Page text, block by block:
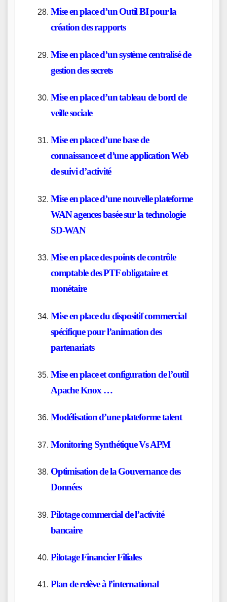
Mise en place d’un Outil BI pour la
création des rapports
Mise en place d’un système centralisé de
gestion des secrets
Mise en place d’un tableau de bord de
veille sociale
Mise en place d’une base de
connaissance et d’une application Web
de suivi d’activité
Mise en place d’une nouvelle plateforme
WAN agences basée sur la technologie
SD-WAN
Mise en place des points de contrôle
comptable des PTF obligataire et
monétaire
Mise en place du dispositif commercial
spécifique pour l’animation des
partenariats
Mise en place et configuration de l’outil
Apache Knox …
Modélisation d’une plateforme talent
Monitoring Synthétique Vs APM
Optimisation de la Gouvernance des
Données
Pilotage commercial de l’activité
bancaire
Pilotage Financier Filiales
Plan de relève à l’international